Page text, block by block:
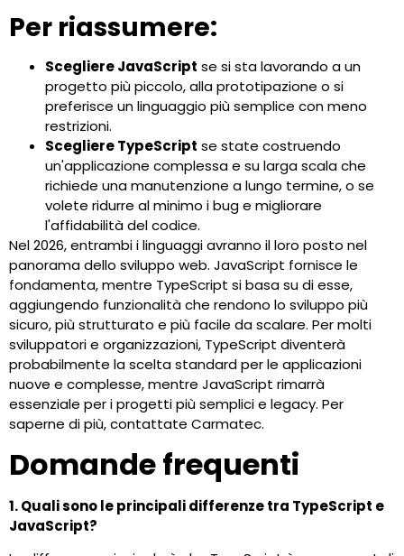
Per riassumere:
Scegliere JavaScript se si sta lavorando a un
progetto più piccolo, alla prototipazione o si
preferisce un linguaggio più semplice con meno
restrizioni.
Scegliere TypeScript se state costruendo
un'applicazione complessa e su larga scala che
richiede una manutenzione a lungo termine, o se
volete ridurre al minimo i bug e migliorare
l'affidabilità del codice.
Nel 2026, entrambi i linguaggi avranno il loro posto nel
panorama dello sviluppo web. JavaScript fornisce le
fondamenta, mentre TypeScript si basa su di esse,
aggiungendo funzionalità che rendono lo sviluppo più
sicuro, più strutturato e più facile da scalare. Per molti
sviluppatori e organizzazioni, TypeScript diventerà
probabilmente la scelta standard per le applicazioni
nuove e complesse, mentre JavaScript rimarrà
essenziale per i progetti più semplici e legacy. Per
saperne di più, contattate Carmatec.
Domande frequenti
1. Quali sono le principali differenze tra TypeScript e
JavaScript?